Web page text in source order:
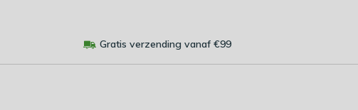
Gratis verzending vanaf €99